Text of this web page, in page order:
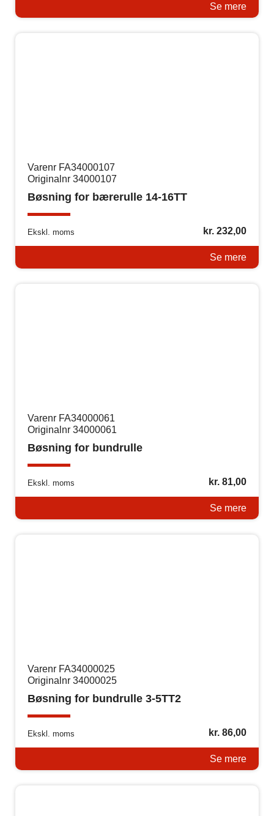
Se mere
Varenr FA34000107
Originalnr 34000107
Bøsning for bærerulle 14-16TT
Ekskl. moms kr.232,00
Se mere
Varenr FA34000061
Originalnr 34000061
Bøsning for bundrulle
Ekskl. moms kr.81,00
Se mere
Varenr FA34000025
Originalnr 34000025
Bøsning for bundrulle 3-5TT2
Ekskl. moms kr.86,00
Se mere